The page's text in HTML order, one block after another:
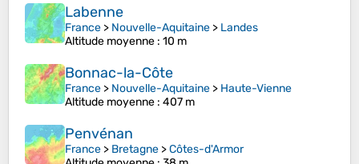
Labenne
France > Nouvelle-Aquitaine > Landes
Altitude moyenne : 10 m
Bonnac-la-Côte
France > Nouvelle-Aquitaine > Haute-Vienne
Altitude moyenne : 407 m
Penvénan
France > Bretagne >Côtes-d'Armor